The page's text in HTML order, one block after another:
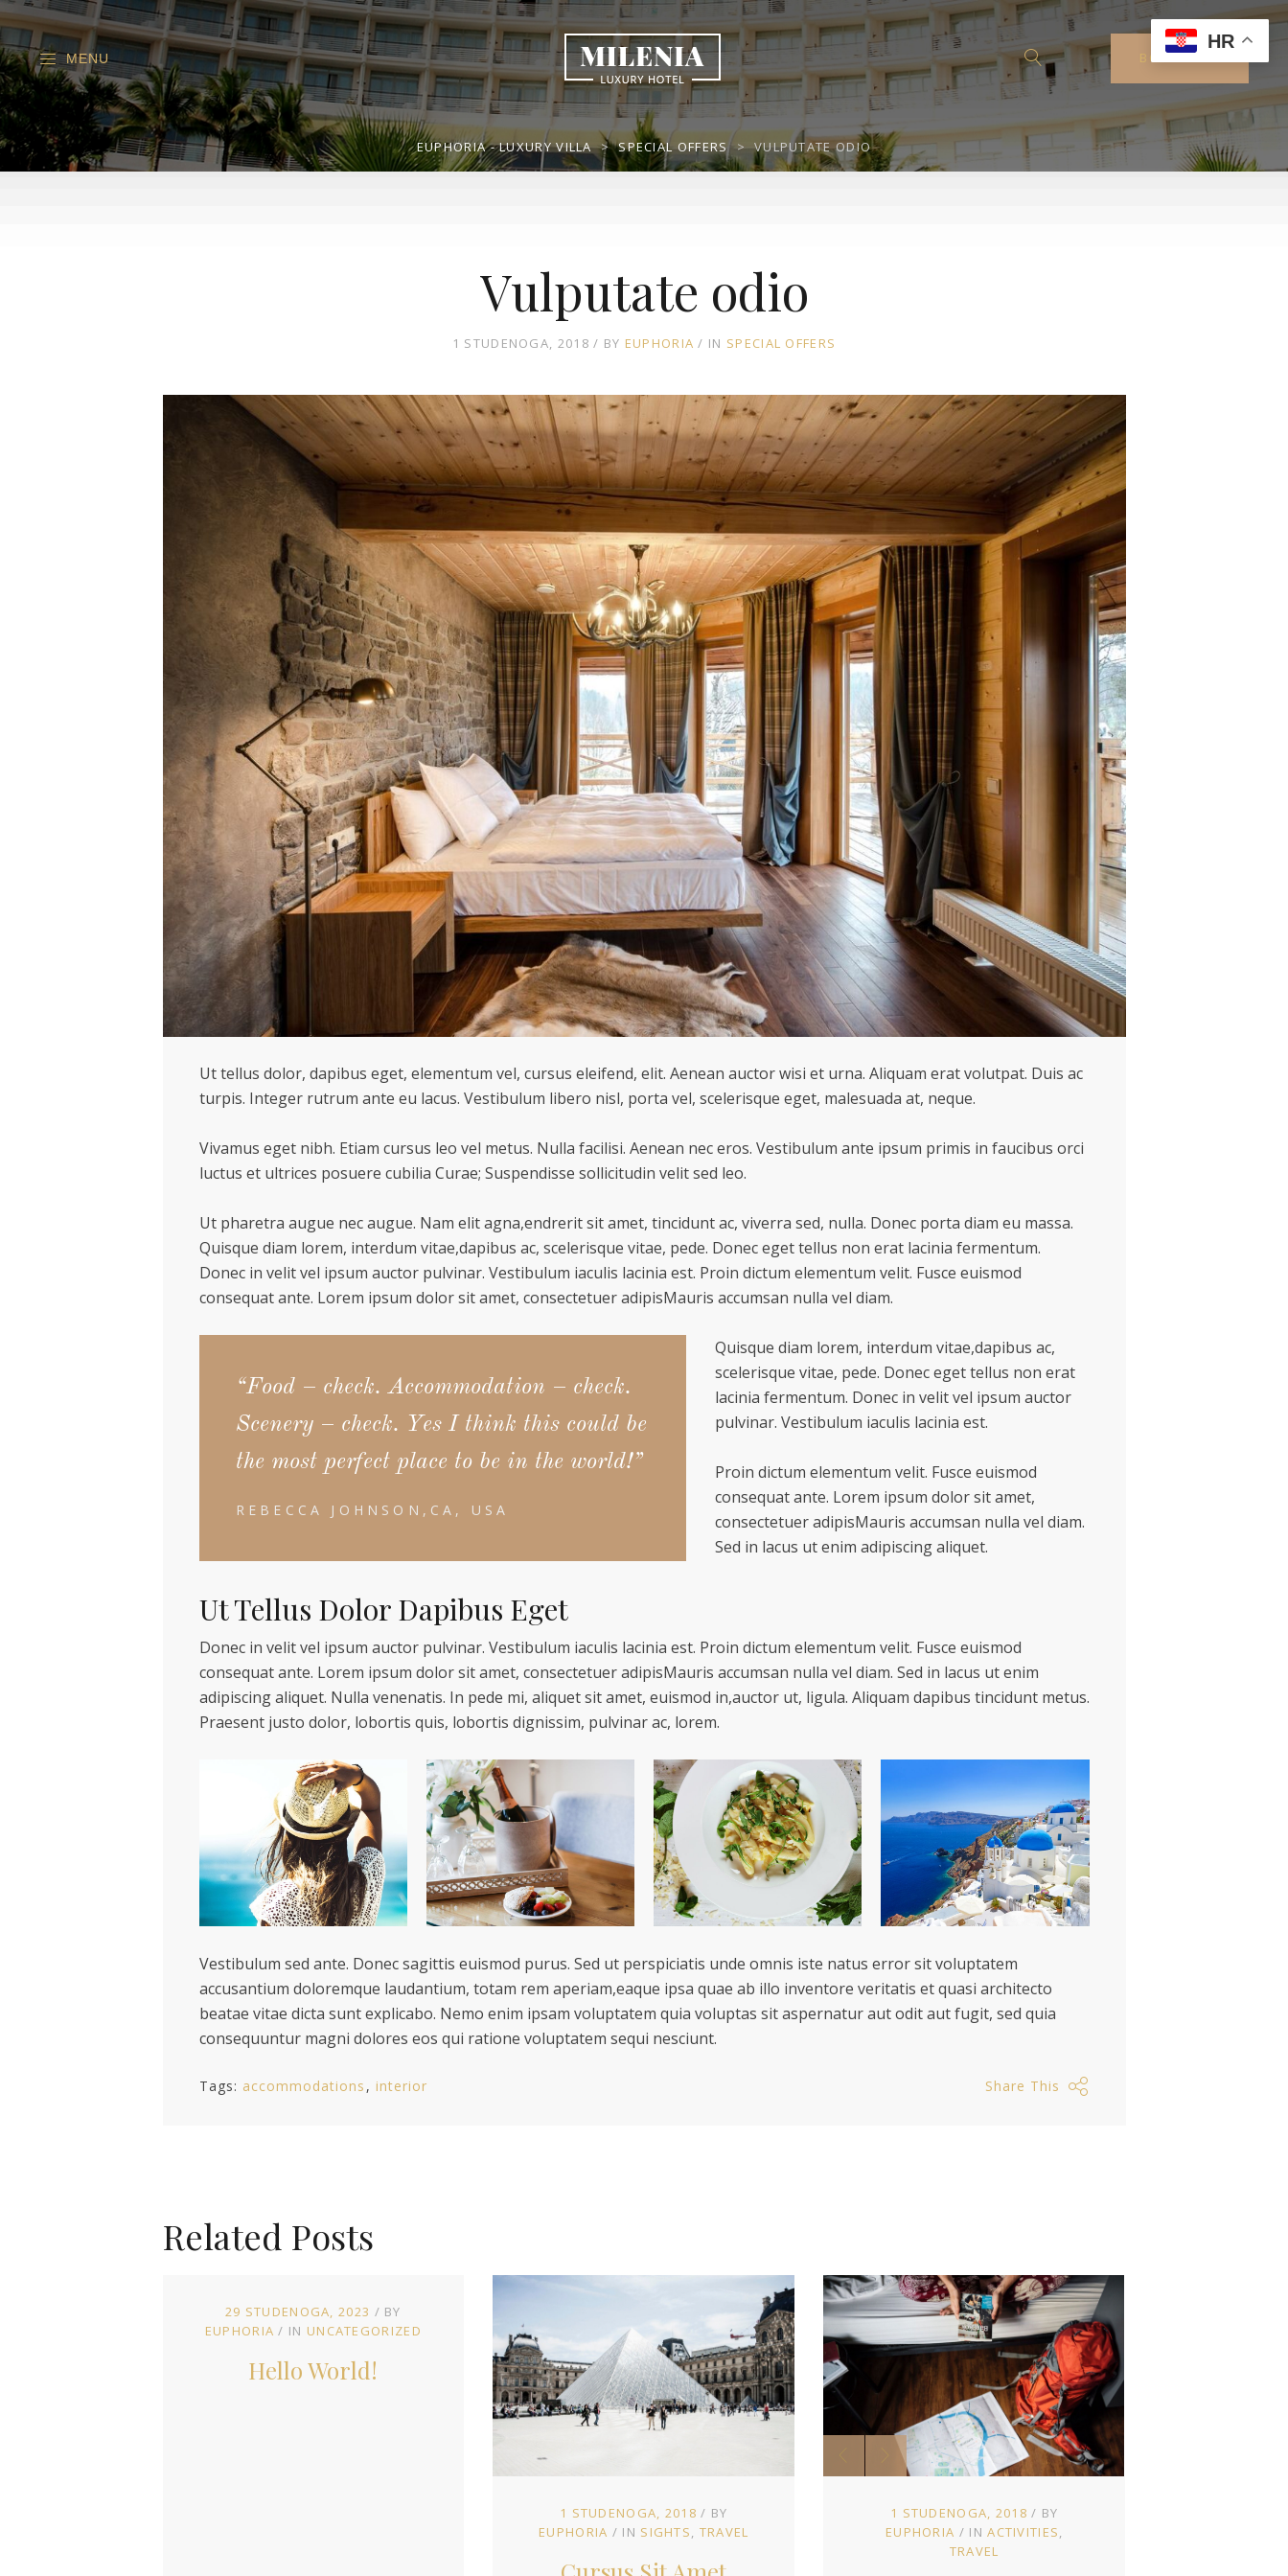
MENU BOOK NOW
EUPHORIA - LUXURY VILLA > SPECIAL OFFERS > VULPUTATE ODIO
Vulputate odio
1 STUDENOGA, 2018 BY EUPHORIA IN SPECIAL OFFERS
Ut tellus dolor, dapibus eget, elementum vel, cursus eleifend, elit. Aenean auctor wisi et urna. Aliquam erat volutpat. Duis ac
turpis. Integer rutrum ante eu lacus. Vestibulum libero nisl, porta vel, scelerisque eget, malesuada at, neque.
Vivamus eget nibh. Etiam cursus leo vel metus. Nulla facilisi. Aenean nec eros. Vestibulum ante ipsum primis in faucibus orci
luctus et ultrices posuere cubilia Curae; Suspendisse sollicitudin velit sed leo.
Ut pharetra augue nec augue. Nam elit agna,endrerit sit amet, tincidunt ac, viverra sed, nulla. Donec porta diam eu massa.
Quisque diam lorem, interdum vitae,dapibus ac, scelerisque vitae, pede. Donec eget tellus non erat lacinia fermentum.
Donec in velit vel ipsum auctor pulvinar. Vestibulum iaculis lacinia est. Proin dictum elementum velit. Fusce euismod
consequat ante. Lorem ipsum dolor sit amet, consectetuer adipisMauris accumsan nulla vel diam.
“Food – check. Accommodation – check.
Scenery – check. Yes I think this could be
the most perfect place to be in the world!”
REBECCA JOHNSON,CA, USA
Quisque diam lorem, interdum vitae,dapibus ac,
scelerisque vitae, pede. Donec eget tellus non erat
lacinia fermentum. Donec in velit vel ipsum auctor
pulvinar. Vestibulum iaculis lacinia est.
Proin dictum elementum velit. Fusce euismod
consequat ante. Lorem ipsum dolor sit amet,
consectetuer adipisMauris accumsan nulla vel diam.
Sed in lacus ut enim adipiscing aliquet.
Ut Tellus Dolor Dapibus Eget
Donec in velit vel ipsum auctor pulvinar. Vestibulum iaculis lacinia est. Proin dictum elementum velit. Fusce euismod
consequat ante. Lorem ipsum dolor sit amet, consectetuer adipisMauris accumsan nulla vel diam. Sed in lacus ut enim
adipiscing aliquet. Nulla venenatis. In pede mi, aliquet sit amet, euismod in,auctor ut, ligula. Aliquam dapibus tincidunt metus.
Praesent justo dolor, lobortis quis, lobortis dignissim, pulvinar ac, lorem.
Vestibulum sed ante. Donec sagittis euismod purus. Sed ut perspiciatis unde omnis iste natus error sit voluptatem
accusantium doloremque laudantium, totam rem aperiam,eaque ipsa quae ab illo inventore veritatis et quasi architecto
beatae vitae dicta sunt explicabo. Nemo enim ipsam voluptatem quia voluptas sit aspernatur aut odit aut fugit, sed quia
consequuntur magni dolores eos qui ratione voluptatem sequi nesciunt.
Tags: accommodations interior Share This
Related Posts
29 STUDENOGA, 2023
BY
EUPHORIA
IN UNCATEGORIZED
Hello World!
1 STUDENOGA, 2018
BY
EUPHORIA
IN SIGHTS TRAVEL
1 STUDENOGA, 2018
BY
EUPHORIA
INACTIVITIES
TRAVEL
HR